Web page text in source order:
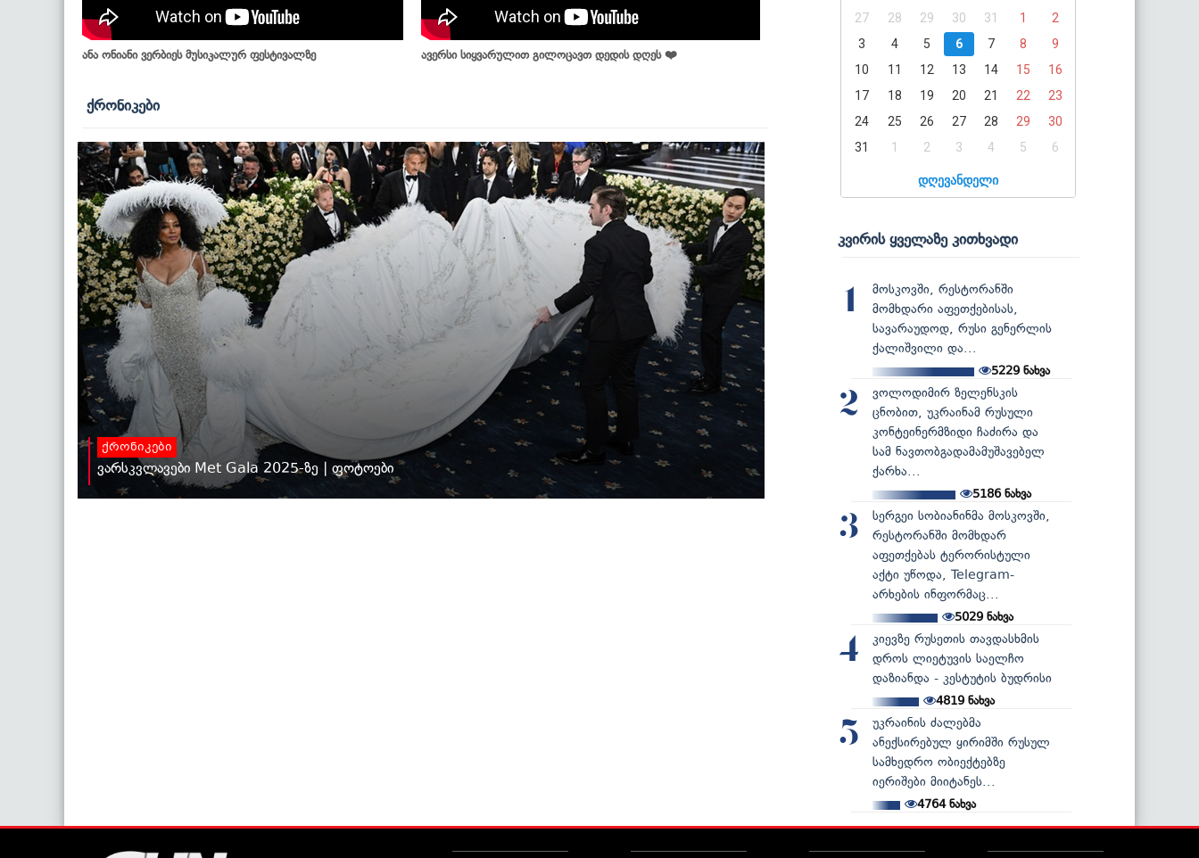
ანა ონიანი ვერბიეს მუსიკალურ ფესტივალზე ავერსი სიყვარულით გილოცავთ დედის დღეს ❤️
ქრონიკები
ქრონიკები
ვარსკვლავები Met Gala 2025-ზე | ფოტოები
27
28 29 30 31 1
2
3
4 5 6 7 8
9
10
11 12 13 14 15
16
17
18 19 20 21 22
23
24
25 26 27 28 29
30
31
1 2 3 4 5 6
დღევანდელი
კვირის ყველაზე კითხვადი
1
მოსკოვში, რესტორანში
მომხდარი აფეთქებისას,
სავარაუდოდ, რუსი გენერლის
ქალიშვილი და...
5229 ნახვა
2
ვოლოდიმირ ზელენსკის
ცნობით, უკრაინამ რუსული
კონტეინერმზიდი ჩაძირა და
სამ ნავთობგადამამუშავებელ
ქარხა...
5186ნახვა
3
სერგეი სობიანინმა მოსკოვში,
რესტორანში მომხდარ
აფეთქებას ტერორისტული
აქტი უწოდა, Telegram-
არხების ინფორმაც...
5029ნახვა
4
კიევზე რუსეთის თავდასხმის
დროს ლიეტუვის საელჩო
დაზიანდა - კესტუტის ბუდრისი
4819ნახვა
5
უკრაინის ძალებმა
ანექსირებულ ყირიმში რუსულ
სამხედრო ობიექტებზე
იერიშები მიიტანეს...
4764ნახვა